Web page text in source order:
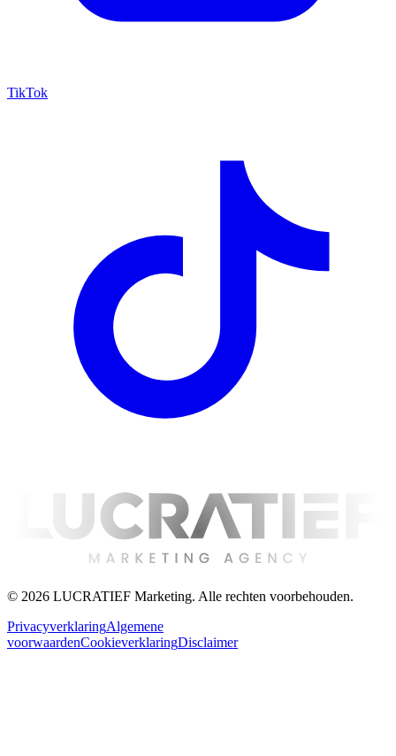
TikTok
© 2026 LUCRATIEF Marketing. Alle rechten voorbehouden.
PrivacyverklaringAlgemene
voorwaardenCookieverklaringDisclaimer